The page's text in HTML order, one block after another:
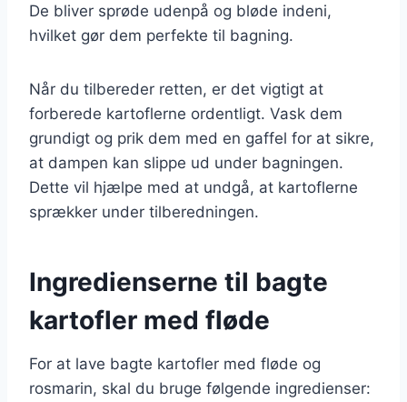
De bliver sprøde udenpå og bløde indeni,
hvilket gør dem perfekte til bagning.
Når du tilbereder retten, er det vigtigt at
forberede kartoflerne ordentligt. Vask dem
grundigt og prik dem med en gaffel for at sikre,
at dampen kan slippe ud under bagningen.
Dette vil hjælpe med at undgå, at kartoflerne
sprækker under tilberedningen.
Ingredienserne til bagte
kartofler med fløde
For at lave bagte kartofler med fløde og
rosmarin, skal du bruge følgende ingredienser: